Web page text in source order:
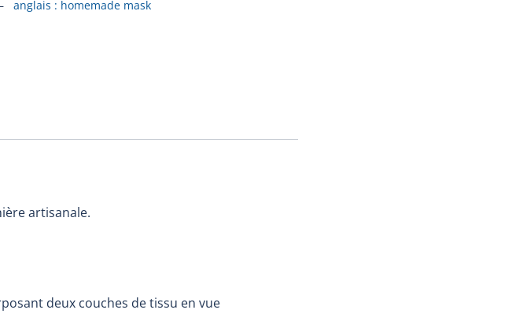
Accéder à la fiche en
anglais : homemade mask
artisanale.
deux couches de tissu en vue